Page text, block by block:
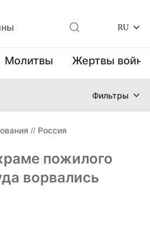
RU
Молитвы Жертвы
Фильтры
// Россия
пожилого
ворвались